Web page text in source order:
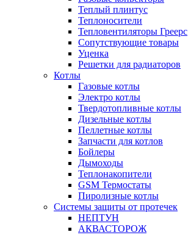
Теплый плинтус
Теплоносители
Тепловентиляторы Греерс
Сопутствующие товары
Уценка
Решетки для радиаторов
Котлы
Газовые котлы
Электро котлы
Твердотопливные котлы
Дизельные котлы
Пеллетные котлы
Запчасти для котлов
Бойлеры
Дымоходы
Теплонакопители
GSM Термостаты
Пиролизные котлы
Системы защиты от протечек
НЕПТУН
АКВАСТОРОЖ